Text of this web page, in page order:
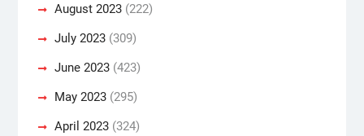
August 2023(222)
July 2023(309)
June 2023(423)
May 2023(295)
April 2023(324)